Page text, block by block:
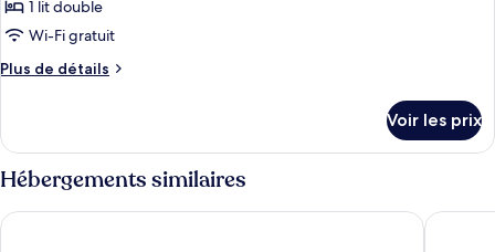
une
place
type
chambre :
Standard,
1
lit
double
1 lit double
Wi-Fi gratuit
Plus de détails
Plus
le
type
de
chambre
Chambre
Voir les prix
Hébergements similaires
ibis Colmar Centre ibis